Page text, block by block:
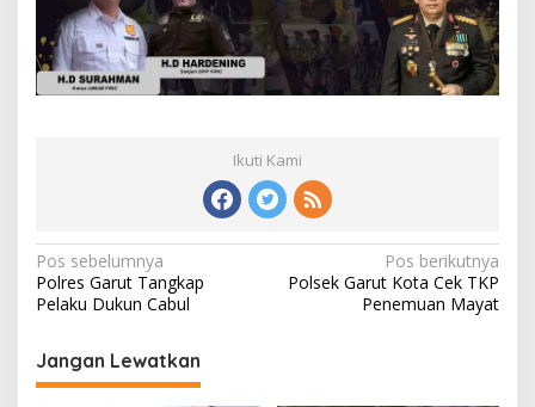
Ikuti Kami
Navigasi
pos
Pos sebelumnya
Polres Garut Tangkap
Pelaku Dukun Cabul
Pos berikutnya
Polsek Garut Kota Cek TKP
Penemuan Mayat
Jangan Lewatkan